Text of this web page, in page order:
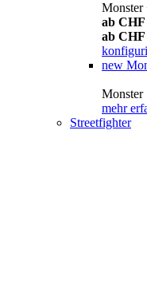
Monster
ab CHF
ab
new
Monster
mehr
Streetfighter